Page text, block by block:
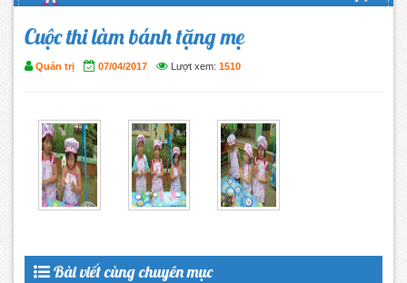
Cuộc thi làm bánh tặng mẹ
Quản trị 07/04/2017 Lượt xem: 1510
Bài viết cùng chuyên mục